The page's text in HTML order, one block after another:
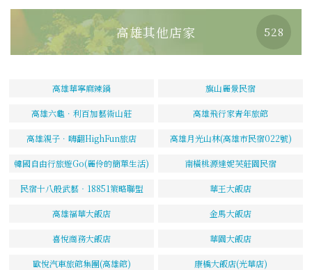
高雄其他店家 528
高雄華寧麻辣鍋 旗山麗景民宿
高雄六龜．利百加藝術山莊 高雄飛行家青年旅館
高雄親子．嗨翻HighFun旅店 高雄月光山林(高雄市民宿022號)
韓國自由行旅遊Go(麗伶的簡單生活) 南橫桃源達妮芙莊園民宿
民宿十八般武藝‧18851策略聯盟 華王大飯店
高雄福華大飯店 金馬大飯店
喜悅商務大飯店 華園大飯店
歐悅汽車旅館集團(高雄館) 康橋大飯店(光華店)